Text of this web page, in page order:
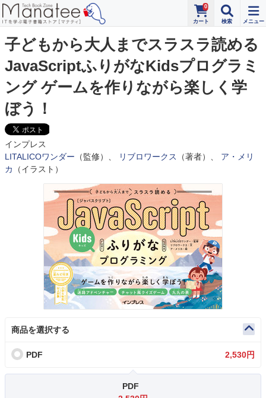
0
子どもから大人までスラスラ読める
JavaScriptふりがなKidsプログラミ
ング ゲームを作りながら楽しく学
ぼう！
インプレス
LITALICOワンダー （監修）、 リブロワークス （著者）、 ア・メリ
カ
（イラスト）
商品を選択する
PDF 2,530円
PDF